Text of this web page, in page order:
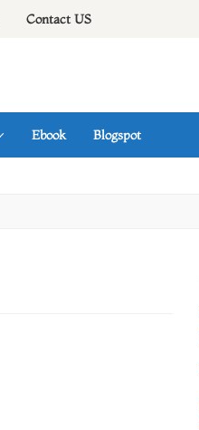
Contact US
Ebook Blogspot